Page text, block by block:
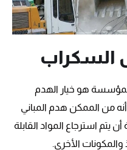
السكراب
هو خيار الهدم
من الممكن هدم المباني
يتم استرجاع المواد القابلة
والمكونات الأخرى.